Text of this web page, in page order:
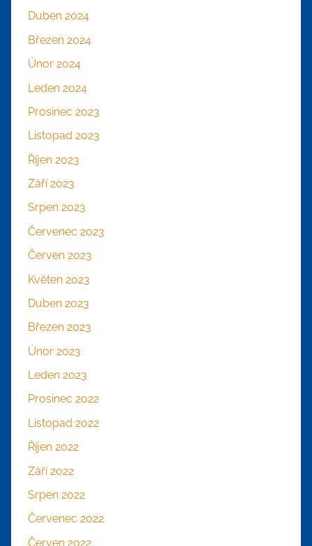
Duben 2024
Březen 2024
Únor 2024
Leden 2024
Prosinec 2023
Listopad 2023
Říjen 2023
Září 2023
Srpen 2023
Červenec 2023
Červen 2023
Květen 2023
Duben 2023
Březen 2023
Únor 2023
Leden 2023
Prosinec 2022
Listopad 2022
Říjen 2022
Září 2022
Srpen 2022
Červenec 2022
Červen 2022